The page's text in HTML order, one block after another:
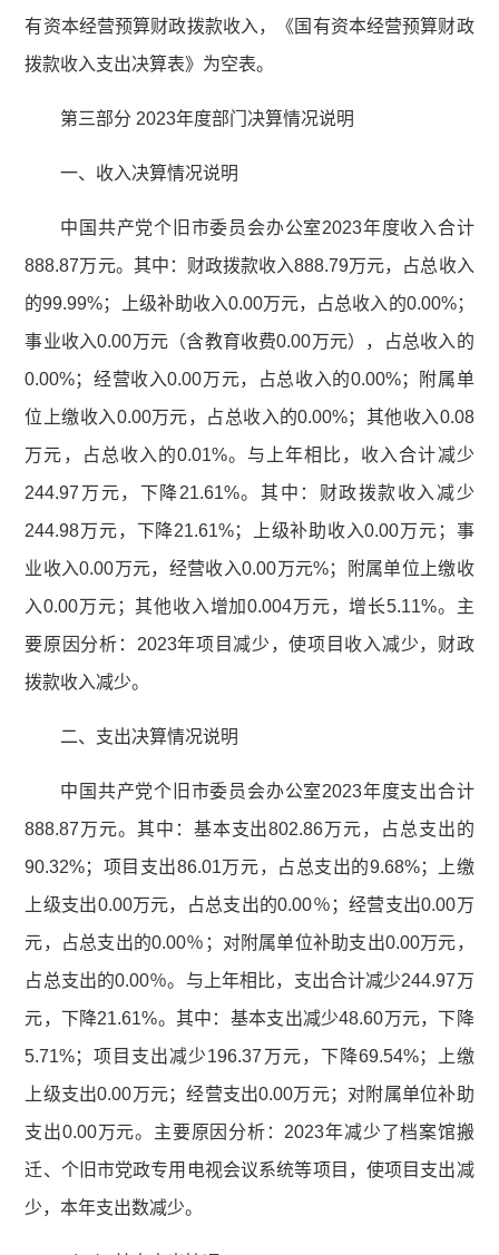
有资本经营预算财政拨款收入，《国有资本经营预算财政
拨款收入支出决算表》为空表。
第三部分 2023年度部门决算情况说明
一、收入决算情况说明
中国共产党个旧市委员会办公室2023年度收入合计
888.87万元。其中：财政拨款收入888.79万元，占总收入
的99.99%；上级补助收入0.00万元，占总收入的0.00%；
事业收入0.00万元（含教育收费0.00万元），占总收入的
0.00%；经营收入0.00万元，占总收入的0.00%；附属单
位上缴收入0.00万元，占总收入的0.00%；其他收入0.08
万元，占总收入的0.01%。与上年相比，收入合计减少
244.97万元，下降21.61%。其中：财政拨款收入减少
244.98万元，下降21.61%；上级补助收入0.00万元；事
业收入0.00万元，经营收入0.00万元%；附属单位上缴收
入0.00万元；其他收入增加0.004万元，增长5.11%。主
要原因分析：2023年项目减少，使项目收入减少，财政
拨款收入减少。
二、支出决算情况说明
中国共产党个旧市委员会办公室2023年度支出合计
888.87万元。其中：基本支出802.86万元，占总支出的
90.32%；项目支出86.01万元，占总支出的9.68%；上缴
上级支出0.00万元，占总支出的0.00％；经营支出0.00万
元，占总支出的0.00％；对附属单位补助支出0.00万元，
占总支出的0.00％。与上年相比，支出合计减少244.97万
元，下降21.61%。其中：基本支出减少48.60万元，下降
5.71%；项目支出减少196.37万元，下降69.54%；上缴
上级支出0.00万元；经营支出0.00万元；对附属单位补助
支出0.00万元。主要原因分析：2023年减少了档案馆搬
迁、个旧市党政专用电视会议系统等项目，使项目支出减
少，本年支出数减少。